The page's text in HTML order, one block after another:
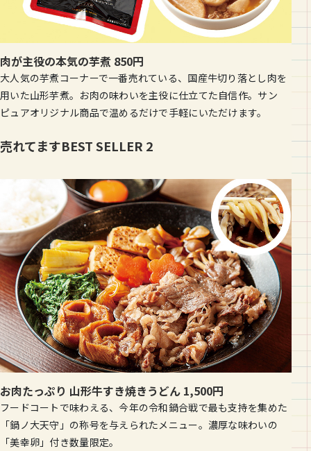
肉が主役の本気の芋煮 850円
大人気の芋煮コーナーで一番売れている、国産牛切り落とし肉を
用いた山形芋煮。お肉の味わいを主役に仕立てた自信作。サン
ピュアオリジナル商品で温めるだけで手軽にいただけます。
売れてますBEST SELLER 2
お肉たっぷり 山形牛すき焼きうどん 1,500円
フードコートで味わえる、今年の令和鍋合戦で最も支持を集めた
「鍋ノ大天守」の称号を与えられたメニュー。濃厚な味わいの
「美幸卵」付き数量限定。